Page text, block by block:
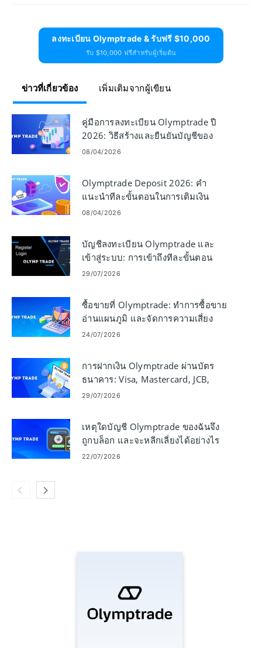
ลงทะเบียน Olymptrade & รับฟรี $10,000
รับ $10,000 ฟรีสำหรับผู้เริ่มต้น
ข่าวที่เกี่ยวข้อง เพิ่มเติมจากผู้เขียน
คู่มือการลงทะเบียน Olymptrade ปี
2026: วิธีสร้างและยืนยันบัญชีของ
คุณอย่างรวดเร็ว
08/04/2026
Olymptrade Deposit 2026: คำ
แนะนำทีละขั้นตอนในการเติมเงิน
ต้นทุน และเวลาในการอนุมัติ
08/04/2026
บัญชีลงทะเบียน Olymptrade และ
เข้าสู่ระบบ: การเข้าถึงทีละขั้นตอน
29/07/2026
ซื้อขายที่ Olymptrade: ทำการซื้อขาย
อ่านแผนภูมิ และจัดการความเสี่ยง
24/07/2026
การฝากเงิน Olymptrade ผ่านบัตร
ธนาคาร: Visa, Mastercard, JCB,
Discover
29/07/2026
เหตุใดบัญชี Olymptrade ของฉันจึง
ถูกบล็อก และจะหลีกเลี่ยงได้อย่างไร
22/07/2026